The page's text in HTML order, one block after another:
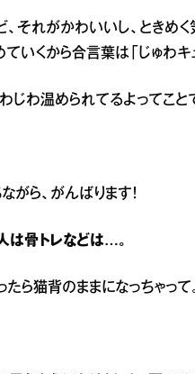
それがかわいいし、ときめく
くから合言葉は「じゅわキ
じわ温められてるよってこ
がら、がんばります！
は骨トレなどは…。
ら猫背のままになっちゃって